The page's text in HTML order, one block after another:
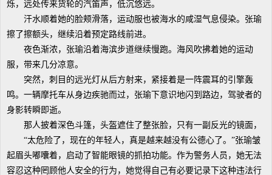
烁，远处传来货轮的汽笛声，低沉悠远。
汗水顺着她的脸颊滑落，运动服也被海水的咸湿气息侵染。张瑜
擦了擦额头，继续沿着预定路线前进。
夜色渐浓，张瑜沿着海滨步道继续慢跑。海风吹拂着她的运动
服，带来几分凉意。
突然，刺目的远光灯从后方射来，紧接着是一阵震耳的引擎轰
鸣。一辆摩托车从身边疾驰而过，张瑜下意识地闪到路边，驾驶者的
身影转瞬即逝。
那人披着深色斗篷，头盔遮住了整张脸，只有一副反光的镜面，
“太危险了，现在的年轻人，真是越来越没有公德心了。”张瑜皱
起眉头嘟囔着，启动了智能眼镜的抓拍功能。作为警务人员，她无法
容忍这种罔顾他人安全的行为，她觉得自己有必要记录下这种违法行